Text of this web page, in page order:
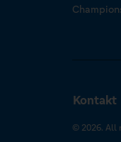
Kontakt
© 2026. All